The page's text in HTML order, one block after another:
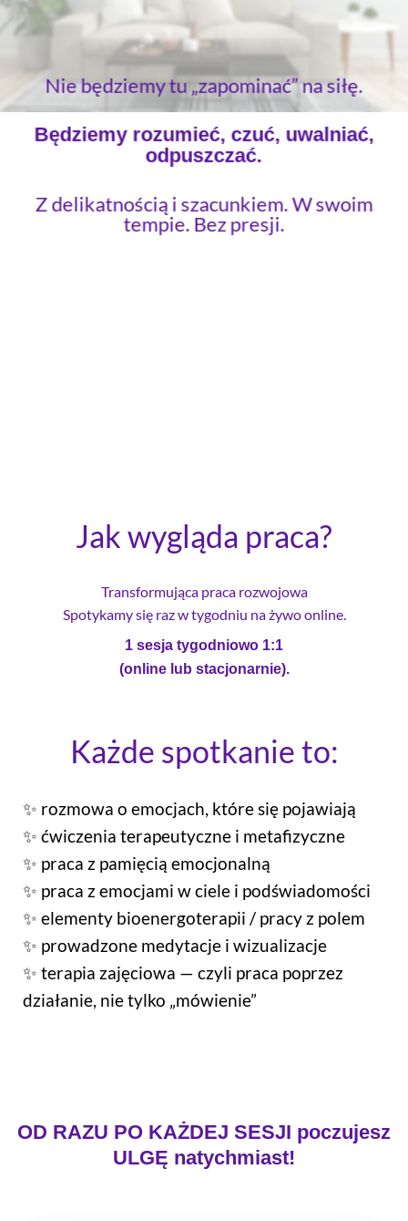
Nie będziemy tu „zapominać” na siłę.
Będziemy rozumieć, czuć, uwalniać,
odpuszczać.
Z delikatnością i szacunkiem. W swoim
tempie. Bez presji.
Jak wygląda praca?
Transformująca praca rozwojowa
Spotykamy się raz w tygodniu na żywo online.
1 sesja tygodniowo 1:1
(online lub stacjonarnie).
Każde spotkanie to:
✨ rozmowa o emocjach, które się pojawiają
✨ ćwiczenia terapeutyczne i metafizyczne
✨ praca z pamięcią emocjonalną
✨ praca z emocjami w ciele i podświadomości
✨ elementy bioenergoterapii / pracy z polem
✨ prowadzone medytacje i wizualizacje
✨ terapia zajęciowa — czyli praca poprzez
działanie, nie tylko „mówienie”
OD RAZU PO KAŻDEJ SESJI poczujesz
ULGĘ natychmiast!